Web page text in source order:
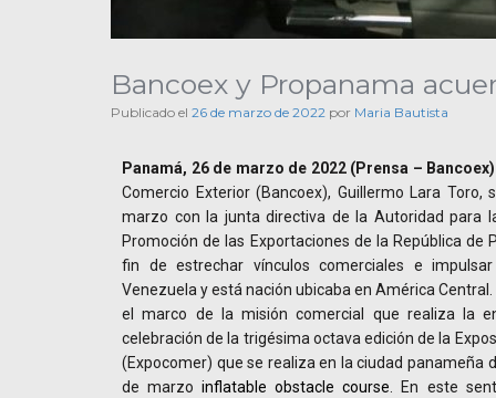
Bancoex y Propanama
Publicado el 26 de marzo de 2022 por Maria Bautista
Panamá, 26 de marzo de 2022 (Prensa –
Comercio Exterior (Bancoex), Guillermo Lara
marzo con la junta directiva de la Autoridad para
Promoción de las Exportaciones de la República de
fin de estrechar vínculos comerciales e
Venezuela y está nación ubicaba en América
el marco de la misión comercial que realiza la
celebración de la trigésima octava edición de la
(Expocomer) que se realiza en la ciudad panameña
de marzoinflatable obstacle course. En este